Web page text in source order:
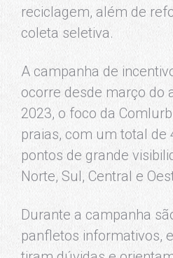
reciclagem, além de
coleta seletiva.
A campanha de
ocorre desde março do
2023, o foco da
praias, com um total de
pontos de grande
Norte, Sul, Central e
Durante a campanha
panfletos informativos,